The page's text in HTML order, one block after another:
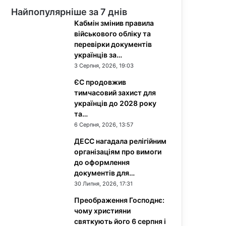
Найпопулярніше за 7 днів
Кабмін змінив правила
військового обліку та
перевірки документів
українців за…
3 Серпня, 2026, 19:03
ЄС продовжив
тимчасовий захист для
українців до 2028 року
та…
6 Серпня, 2026, 13:57
ДЕСС нагадала релігійним
організаціям про вимоги
до оформлення
документів для…
30 Липня, 2026, 17:31
Преображення Господнє:
чому християни
святкують його 6 серпня і